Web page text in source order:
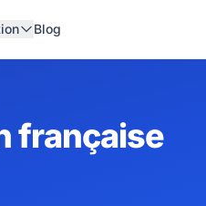
Blog
française